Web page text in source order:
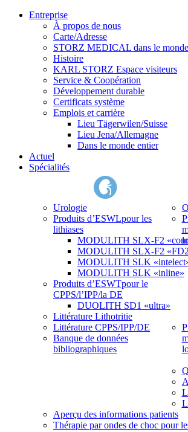
Entreprise
À propos de nous
Carte/Adresse
STORZ MEDICAL dans le
Histoire
KARL STORZ Espace visiteurs
Service & Coopération
Développement durable
Certificats système
Emplois et carrière
Lieu Tägerwilen/Suisse
Lieu Jena/Allemagne
Dans le monde entier
Actuel
Spécialités
Urologie
Produits d’ESWLpour les
lithiases
MODULITH SLX-F2
MODULITH SLX-F2
MODULITH SLK
MODULITH SLK «inline»
Produits d’ESWTpour le
CPPS/l’IPP/la DE
DUOLITH SD1 «ultra»
Littérature Lithotritie
Littérature CPPS/IPP/DE
Banque de données
bibliographiques
Aperçu des informations patients
Thérapie par ondes de choc pour